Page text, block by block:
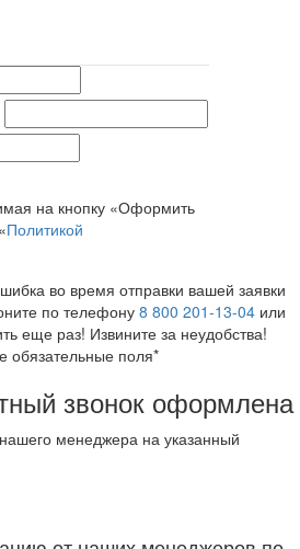
на кнопку «Оформить
Политикой
во время отправки вашей заявки
по телефону 8 800 201-13-04 или
еще раз! Извините за неудобства!
обязательные поля*
звонок оформлена
менеджера на указанный